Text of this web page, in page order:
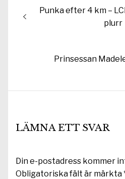
Föregående
Punka efter 4 km –
plurr
Nästa
Prinsessan
LÄMNA ETT SVAR
Din e-postadress kommer
Obligatoriska fält är märkta